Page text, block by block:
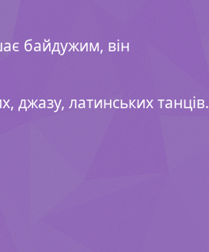
байдужим, він
джазу, латинських танців.